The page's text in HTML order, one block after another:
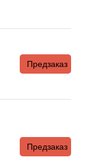
Предзаказ
Предзаказ